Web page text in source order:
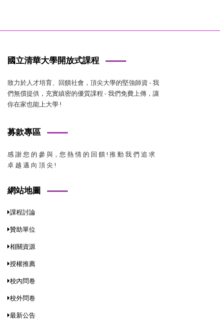
國立清華大學開放式課程
致力於人才培育、回饋社會，頂尖大學的堅強師資 - 我
們無償提供，充實縝密的優質課程 - 我們免費上傳，讓
你在家也能上大學 !
募款專區
感 謝 您 的 參 與，您 熱 情 的 回 饋 ! 推 動 我 們 追 求
卓 越 邁 向 頂 尖 !
網站地圖
課程討論
贊助單位
相關資源
授權推薦
校內問卷
校外問卷
最新公告